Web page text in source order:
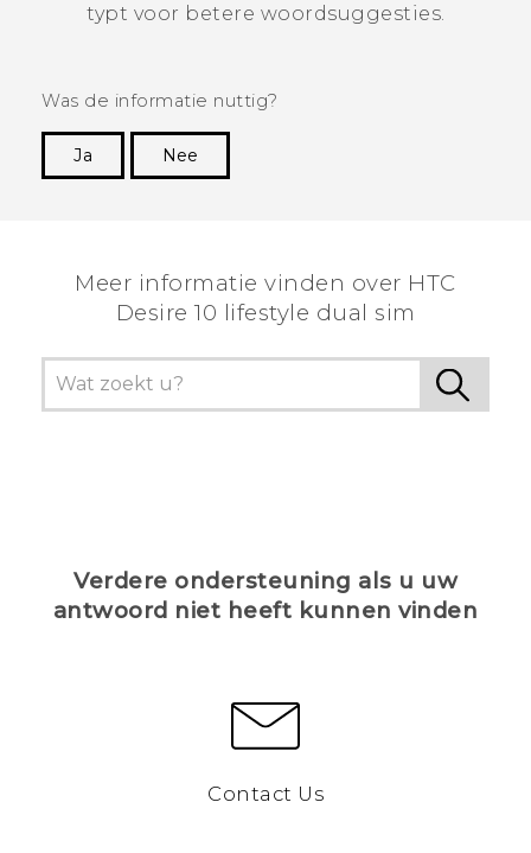
typt voor betere woordsuggesties.
Was de informatie nuttig?
Ja
Nee
Meer informatie vinden over HTC
Desire 10 lifestyle dual sim
Verdere ondersteuning als u uw
antwoord niet heeft kunnen vinden
Contact Us